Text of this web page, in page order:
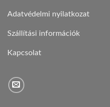
Adatvédelmi nyilatkozat
Szállítási információk
Kapcsolat